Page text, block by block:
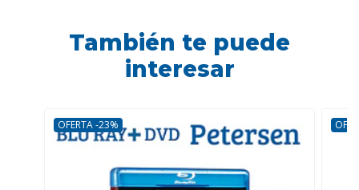
También te puede
interesar
OFERTA -23%